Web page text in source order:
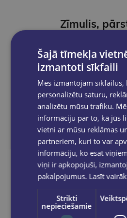
Add to
Šajā tīmekļa
izmantoti sīkfaili
Mēs izmantojam sīkfailus,
personalizētu saturu,
analizētu mūsu trafiku.
informāciju par to, kā jūs
vietni ar mūsu reklāmas
partneriem, kuri to var
informāciju, ko esat
viņi ir apkopojuši,
pakalpojumus. Lasīt vairāk
Strikti
nepieciešamie